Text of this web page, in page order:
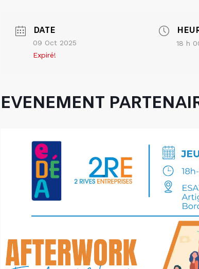
DATE
09 Oct 2025
Expiré!
18 h
EVENEMENT